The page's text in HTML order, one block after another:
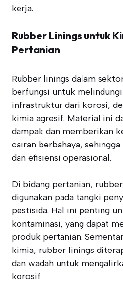
kerja.
Rubber Linings untuk
Pertanian
Rubber linings dalam
berfungsi untuk
infrastruktur dari korosi,
kimia agresif. Material ini
dampak dan memberikan
cairan berbahaya,
dan efisiensi operasional.
Di bidang pertanian,
digunakan pada tangki
pestisida. Hal ini penting
kontaminasi, yang dapat
produk pertanian.
kimia, rubber linings
dan wadah untuk
korosif.